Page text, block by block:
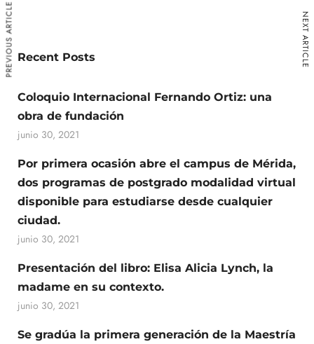
PREVIOUS ARTICLE NEXT ARTICLE
Recent Posts
Coloquio Internacional Fernando Ortiz: una
obra de fundación
junio 30, 2021
Por primera ocasión abre el campus de Mérida,
dos programas de postgrado modalidad virtual
disponible para estudiarse desde cualquier
ciudad.
junio 30, 2021
Presentación del libro: Elisa Alicia Lynch, la
madame en su contexto.
junio 30, 2021
Se gradúa la primera generación de la Maestría